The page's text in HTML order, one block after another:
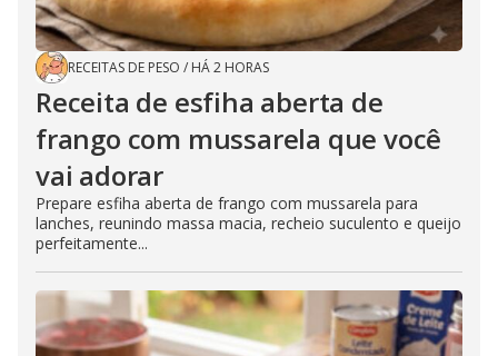
RECEITAS DE PESO / HÁ 2 HORAS
Receita de esfiha aberta de
frango com mussarela que você
vai adorar
Prepare esfiha aberta de frango com mussarela para
lanches, reunindo massa macia, recheio suculento e queijo
perfeitamente...